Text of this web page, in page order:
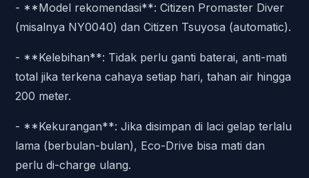
- **Model rekomendasi**: Citizen Promaster Diver
(misalnya NY0040) dan Citizen Tsuyosa (automatic).
- **Kelebihan**: Tidak perlu ganti baterai, anti-mati
total jika terkena cahaya setiap hari, tahan air hingga
200 meter.
- **Kekurangan**: Jika disimpan di laci gelap terlalu
lama (berbulan-bulan), Eco-Drive bisa mati dan
perlu di-charge ulang.